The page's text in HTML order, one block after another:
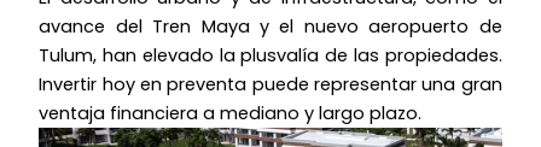
avance del Tren Maya y el nuevo aeropuerto de
Tulum, han elevado la plusvalía de las propiedades.
Invertir hoy en preventa puede representar una gran
ventaja financiera a mediano y largo plazo.